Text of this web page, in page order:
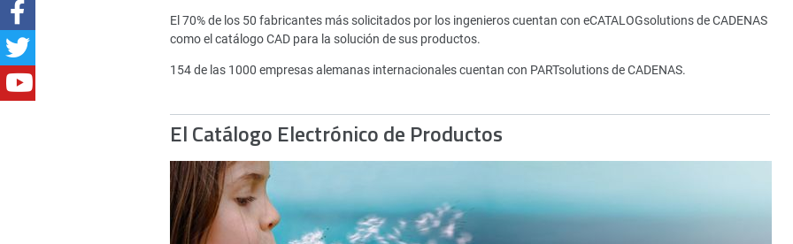
El 70% de los 50 fabricantes más solicitados por los ingenieros cuentan con eCATALOGsolutions de CADENAS
como el catálogo CAD para la solución de sus productos.
154 de las 1000 empresas alemanas internacionales cuentan con PARTsolutions de CADENAS.
El Catálogo Electrónico de Productos